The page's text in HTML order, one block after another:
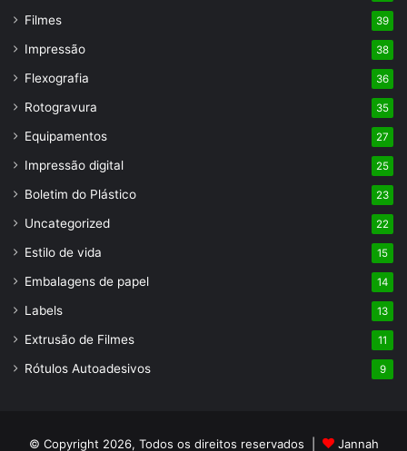
Filmes 39
Impressão 38
Flexografia 36
Rotogravura 35
Equipamentos 27
Impressão digital 25
Boletim do Plástico 23
Uncategorized 22
Estilo de vida 15
Embalagens de papel 14
Labels 13
Extrusão de Filmes 11
Rótulos Autoadesivos 9
© Copyright 2026, Todos os direitos reservados | Jannah